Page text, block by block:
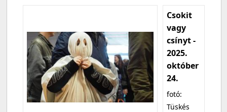
Csokit
vagy
csínyt -
2025.
október
24.
fotó:
Tüskés